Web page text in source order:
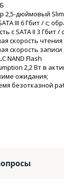
2,5-дюймовый
III 6 Гбит / с;
с SATA II 3 Гбит / с
скорость
скорость
NAND Flash
2,2 Вт в
ожидания;
безотказной